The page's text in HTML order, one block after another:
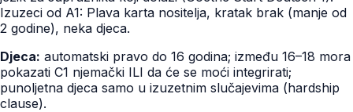
Izuzeci od A1: Plava karta nositelja, kratak brak (manje od
2 godine), neka djeca.
Djeca: automatski pravo do 16 godina; između 16–18 mora
pokazati C1 njemački ILI da će se moći integrirati;
punoljetna djeca samo u izuzetnim slučajevima (hardship
clause).